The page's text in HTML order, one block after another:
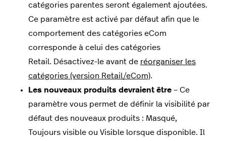
catégories parentes seront également ajoutées.
Ce paramètre est activé par défaut afin que le
comportement des catégories eCom
corresponde à celui des catégories
Retail. Désactivez-le avant de réorganiser les
catégories (version Retail/eCom).
Les nouveaux produits devraient être – Ce
paramètre vous permet de définir la visibilité par
défaut des nouveaux produits : Masqué,
Toujours visible ou Visible lorsque disponible. Il